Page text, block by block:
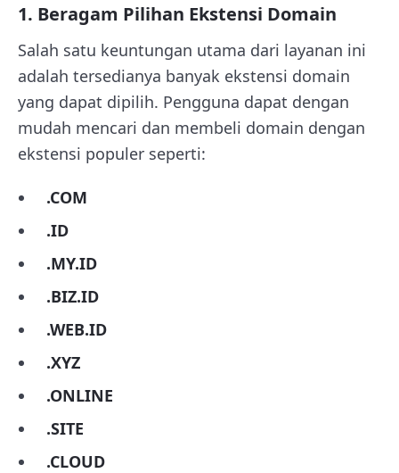
1. Beragam Pilihan Ekstensi Domain
Salah satu keuntungan utama dari layanan ini
adalah tersedianya banyak ekstensi domain
yang dapat dipilih. Pengguna dapat dengan
mudah mencari dan membeli domain dengan
ekstensi populer seperti:
.COM
.ID
.MY.ID
.BIZ.ID
.WEB.ID
.XYZ
.ONLINE
.SITE
.CLOUD